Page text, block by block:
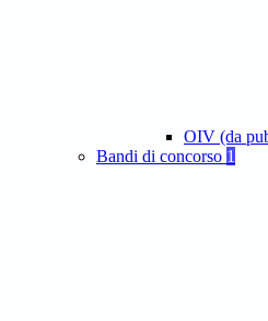
OIV (da
Bandi di concorso 1